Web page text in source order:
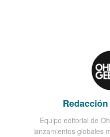
Equipo editorial de
lanzamientos globales